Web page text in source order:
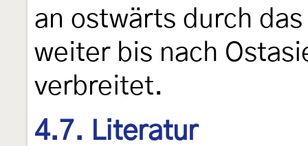
an ostwärts durch
weiter bis nach
verbreitet.
4.7. Literatur